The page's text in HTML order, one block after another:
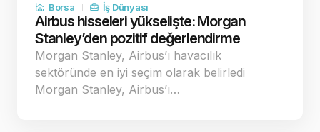
Borsa İş Dünyası
Airbus hisseleri yükselişte: Morgan
Stanley’den pozitif değerlendirme
Morgan Stanley, Airbus’ı havacılık
sektöründe en iyi seçim olarak belirledi
Morgan Stanley, Airbus’ı…